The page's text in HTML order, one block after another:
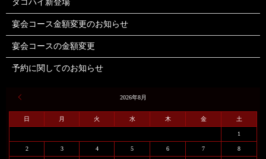
タコハイ新登場
宴会コース金額変更のお知らせ
宴会コースの金額変更
予約に関してのお知らせ
2026年8月
日 月 火 水 木 金 土
1
2 3 4 5 6 7 8